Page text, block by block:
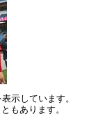
示しています。
もあります。